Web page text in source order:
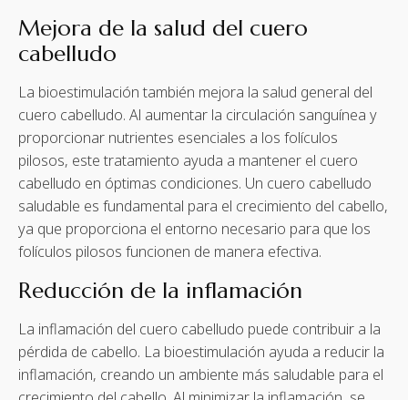
Mejora de la salud del cuero
cabelludo
La bioestimulación también mejora la salud general del
cuero cabelludo. Al aumentar la circulación sanguínea y
proporcionar nutrientes esenciales a los folículos
pilosos, este tratamiento ayuda a mantener el cuero
cabelludo en óptimas condiciones. Un cuero cabelludo
saludable es fundamental para el crecimiento del cabello,
ya que proporciona el entorno necesario para que los
folículos pilosos funcionen de manera efectiva.
Reducción de la inflamación
La inflamación del cuero cabelludo puede contribuir a la
pérdida de cabello. La bioestimulación ayuda a reducir la
inflamación, creando un ambiente más saludable para el